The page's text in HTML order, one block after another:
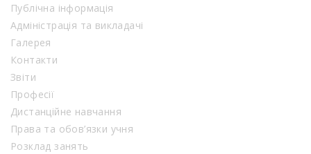
Публічна інформація
Адміністрація та викладачі
Галерея
Контакти
Звіти
Професії
Дистанційне навчання
Права та обов’язки учня
Розклад занять